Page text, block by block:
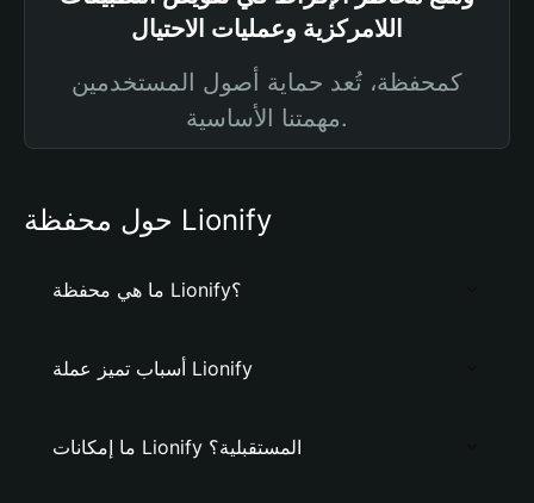
اللامركزية وعمليات الاحتيال
كمحفظة، تُعد حماية أصول المستخدمين
مهمتنا الأساسية.
حول محفظة Lionify
ما هي محفظة Lionify؟
أسباب تميز عملة Lionify
ما إمكانات Lionify المستقبلية؟